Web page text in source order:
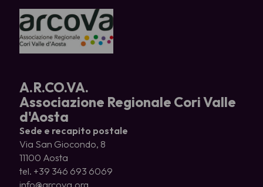
A.R.CO.VA.
Associazione Regionale Cori Valle
d'Aosta
Sede e recapito postale
Via San Giocondo, 8
11100 Aosta
tel. +39 346 693 6069